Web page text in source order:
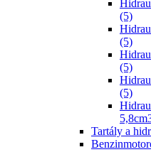
(5)
(5)
(5)
(5)
Tartály a